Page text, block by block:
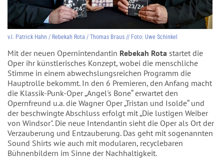
v.l. Patrick Hahn / Rebekah Rota / Thomas Braus // Foto: Uwe Schinkel
Mit der neuen Opernintendantin Rebekah Rota startet die
Oper ihr künstlerisches Konzept, wobei die menschliche
Stimme in einem abwechslungsreichen Programm die
Hauptrolle bekommt. In den 6 Premieren, den Anfang macht
die Klassik-Punk-Oper „Angel's Bone“ erwartet den
Opernfreund u.a. die Wagner Oper „Tristan und Isolde“ und
der beschwingte Abschluss erfolgt mit „Die lustigen Weiber
von Windsor". Die neue Intendantin sieht die Oper als Ort der
Verzauberung und Entzauberung. Das geht mit sogenannten
Sound Shirts wie auch mit modularen, recyclebaren
Bühnenbildern im Sinne der Nachhaltigkeit.